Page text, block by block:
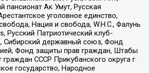
пансионат Ак Умут, Русская
уголовное единство,
Нация и свобода, W.H.С., Фалунь
Русский Патриотический клуб-
Сибирский державный союз, Фонд
Фонд защиты прав граждан, Штабы
граждан СССР Прикубанского округа г.
государство, Народное